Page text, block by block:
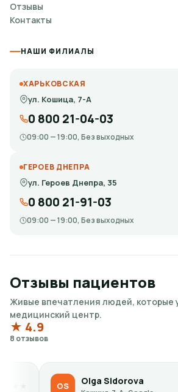
Отзывы
Контакты
НАШИ ФИЛИАЛЫ
ХАРЬКОВСКАЯ
ул. Кошица, 7-А
0 800 21-04-03
09:00 — 19:00, Без выходных
ГЕРОЕВ ДНЕПРА
ул. Героев Днепра, 35
0 800 21-91-03
09:00 — 19:00, Без выходных
Отзывы пациентов
Живые впечатления людей, которые
медицинский центр.
★ 4.9
8 отзывов
★★★★★